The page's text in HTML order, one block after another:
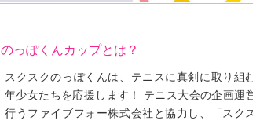
のっぽくんカップとは？
スクスクのっぽくんは、テニスに真剣に取り組
年少女たちを応援します！ テニス大会の企画運
行うファイブフォー株式会社と協力し、「スク